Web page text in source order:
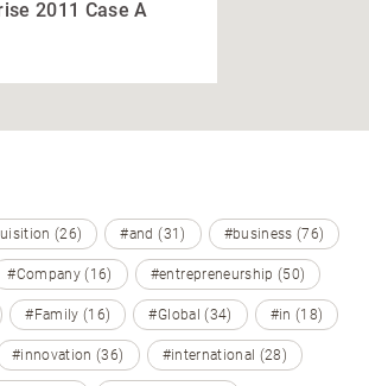
2011 Case A
(26) #and (31) #business (76)
#Company (16) #entrepreneurship (50)
#Family (16) #Global (34) #in (18)
#innovation (36) #international (28)